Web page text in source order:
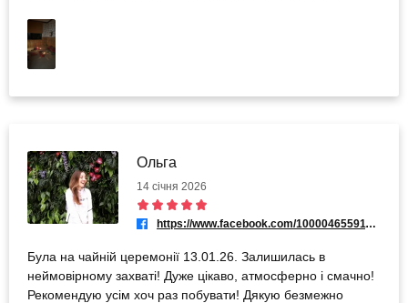
Ольга
14 січня 2026
https://www.facebook.com/100004655911999
Була на чайній церемонії 13.01.26. Залишилась в
неймовірному захваті! Дуже цікаво, атмосферно і смачно!
Рекомендую усім хоч раз побувати! Дякую безмежно